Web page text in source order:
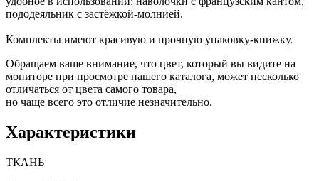
пододеяльник с застёжкой-молнией.
Комплекты имеют красивую и прочную упаковку-книжку.
Обращаем ваше внимание, что цвет, который вы видите на
мониторе при просмотре нашего каталога, может несколько
отличаться от цвета самого товара,
но чаще всего это отличие незначительно.
Характеристики
ТКАНЬ